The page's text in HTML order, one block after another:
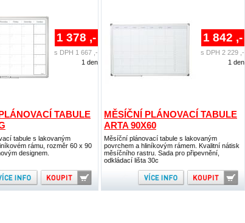
TABULE
tabule s lakovaným
rámu, rozměr 60 x 90
designem.
1 378 ,-
s DPH 1 667 ,-
1 den
MĚSÍČNÍ PLÁNOVACÍ TABULE
ARTA 90X60
Měsíční plánovací tabule s lakovaným
povrchem a hliníkovým rámem. Kvalitní nátisk
měsíčního rastru. Sada pro připevnění,
odkládací lišta 30c
1 842 ,-
s DPH 2 229 ,-
1 den